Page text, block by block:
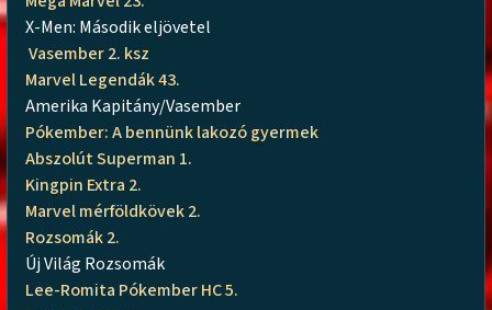
X-Men: Második eljövetel
Vasember 2. ksz
Marvel Legendák 43.
Amerika Kapitány/Vasember
Pókember: A bennünk lakozó gyermek
Abszolút Superman 1.
Kingpin Extra 2.
Marvel mérföldkövek 2.
Rozsomák 2.
Új Világ Rozsomák
Lee-Romita Pókember HC 5.